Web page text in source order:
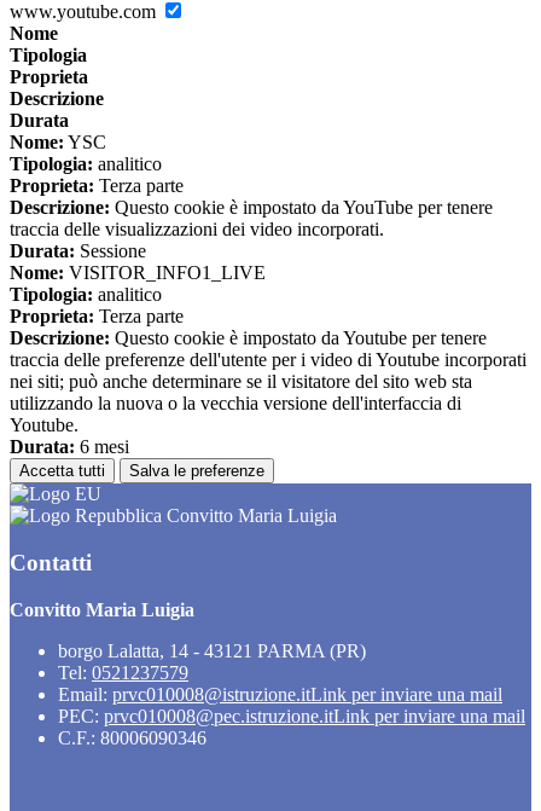
www.youtube.com
Nome
Tipologia
Proprieta
Descrizione
Durata
Nome: YSC
Tipologia: analitico
Proprieta: Terza parte
Descrizione: Questo cookie è impostato da YouTube per tenere
traccia delle visualizzazioni dei video incorporati.
Durata: Sessione
Nome: VISITOR_INFO1_LIVE
Tipologia: analitico
Proprieta: Terza parte
Descrizione: Questo cookie è impostato da Youtube per tenere
traccia delle preferenze dell'utente per i video di Youtube incorporati
nei siti; può anche determinare se il visitatore del sito web sta
utilizzando la nuova o la vecchia versione dell'interfaccia di
Youtube.
Durata: 6 mesi
Accetta tutti Salva le preferenze
Convitto Maria Luigia
Contatti
Convitto Maria Luigia
borgo Lalatta, 14 - 43121 PARMA (PR)
Tel: 0521237579
Email: prvc010008@istruzione.itLink per inviare una mail
PEC: prvc010008@pec.istruzione.itLink per inviare una mail
C.F.: 80006090346